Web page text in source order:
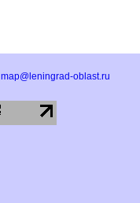
map@leningrad-oblast.ru